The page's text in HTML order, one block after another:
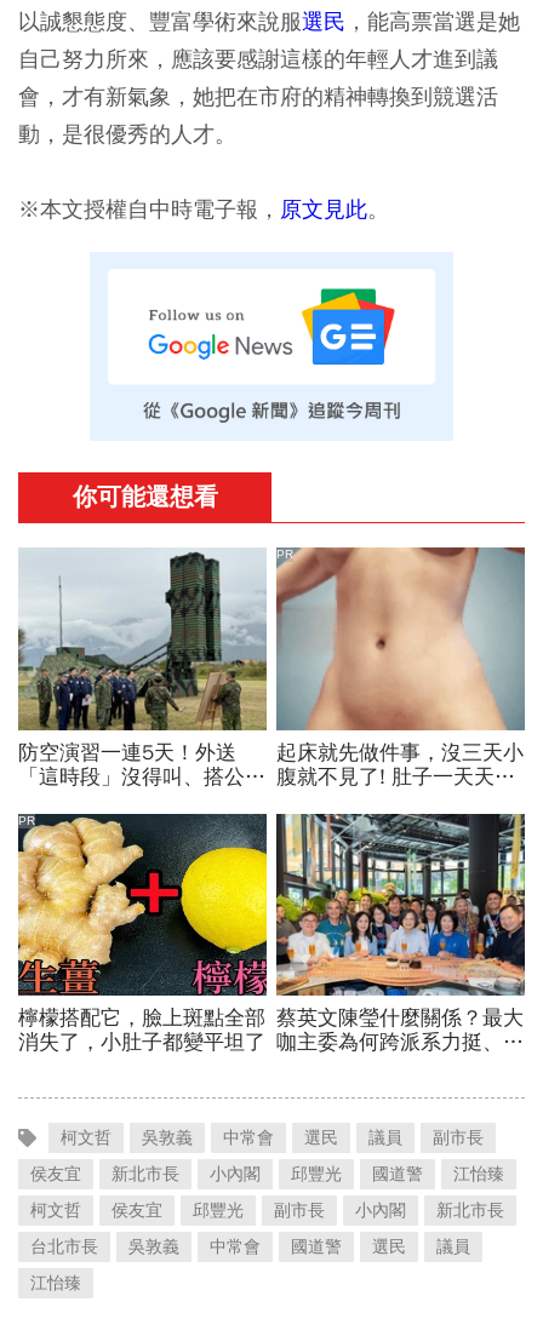
以誠懇態度、豐富學術來說服選民 ，能高票當選是她
自己努力所來，應該要感謝這樣的年輕人才進到議
會，才有新氣象，她把在市府的精神轉換到競選活
動，是很優秀的人才。
※本文授權自中時電子報， 原文見此。
柯文哲 吳敦義 中常會 選民 議員
副市長
侯友宜
新北市長 小內閣 邱豐光 國道警
江怡臻
柯文哲
侯友宜 邱豐光 副市長 小內閣
新北市長
台北市長
吳敦義 中常會 國道警 選民
議員
江怡臻